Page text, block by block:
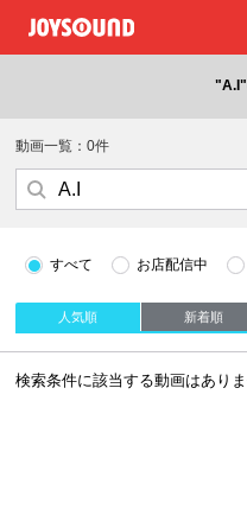
"A.I"
動画一覧：0件
すべて お店配信中
人気順 新着順
検索条件に該当する動画はありま